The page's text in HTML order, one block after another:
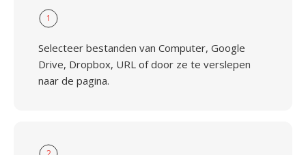
1
Selecteer bestanden van Computer, Google
Drive, Dropbox, URL of door ze te verslepen
naar de pagina.